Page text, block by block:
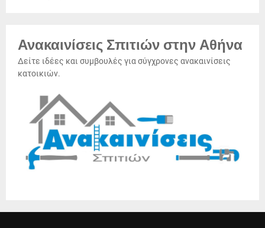
Ανακαινίσεις Σπιτιών στην Αθήνα
Δείτε ιδέες και συμβουλές για σύγχρονες ανακαινίσεις
κατοικιών.